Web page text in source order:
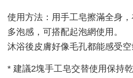
使用方法：用手工皂擦滿全身
多泡感，可搭配起泡網使用。
沐浴後皮膚好像毛孔都能感受空
* 建議2塊手工皂交替使用保持